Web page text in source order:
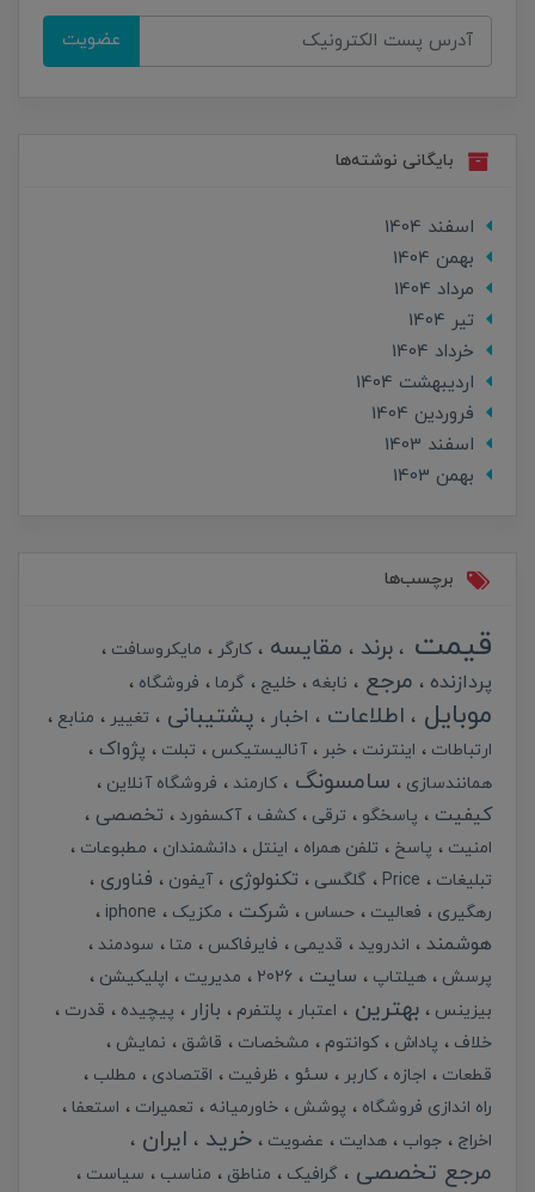
عضویت
بایگانی نوشته‌ها
اسفند 1404
بهمن 1404
مرداد 1404
تير 1404
خرداد 1404
ارديبهشت 1404
فروردین 1404
اسفند 1403
بهمن 1403
برچسب‌ها
قیمت برند مقایسه کارگر مایکروسافت
پردازنده مرجع نابغه خلیج گرما فروشگاه
موبایل اطلاعات اخبار پشتیبانی تغییر
منابع
ارتباطات
اینترنت خبر آنالیستیکس تبلت پژواک
همانندسازی سامسونگ کارمند فروشگاه آنلاین
کیفیت پاسخگو ترقی کشف آکسفورد تخصصی
امنیت پاسخ تلفن همراه اینتل دانشمندان
مطبوعات
تبلیغات
Price گلگسی تکنولوژی آیفون فناوری
رهگیری فعالیت حساس شرکت مکزیک iphone
هوشمند اندروید قدیمی فایرفاکس متا
سودمند
پرسش
هیلتاپ سایت 2026 مدیریت
اپلیکیشن
بیزینس
بهترین اعتبار پلتفرم بازار پیچیده
قدرت
خلاف
پاداش کوانتوم مشخصات قاشق
نمایش
قطعات
اجازه کاربر سئو ظرفیت اقتصادی
مطلب
راه اندازی فروشگاه
پوشش خاورمیانه تعمیرات
استعفا
اخراج
جواب هدایت عضویت خرید
ایران
مرجع تخصصی
گرافیک مناطق مناسب
سیاست